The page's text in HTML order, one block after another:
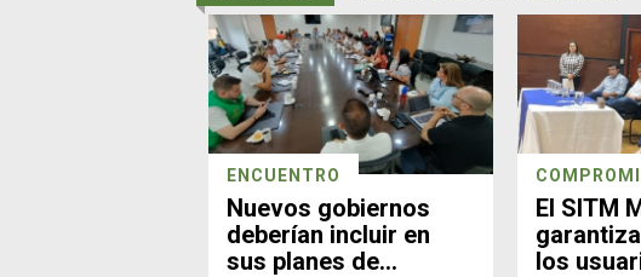
ENCUENTRO
Nuevos gobiernos
deberían incluir en
sus planes de
El SITM
los